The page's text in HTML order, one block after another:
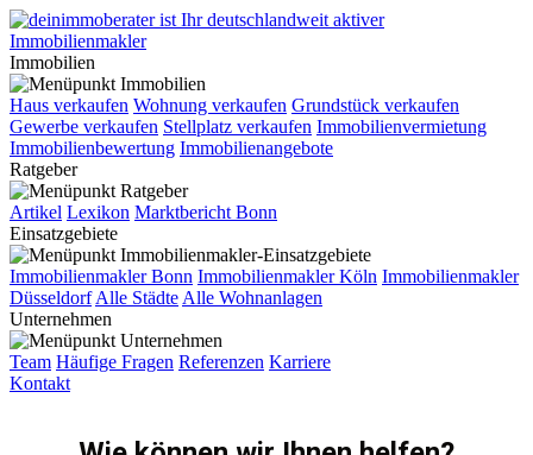
Immobilien
Haus verkaufen Wohnung verkaufen Grundstück verkaufen
Gewerbe verkaufen Stellplatz verkaufen Immobilienvermietung
Immobilienbewertung Immobilienangebote
Ratgeber
Artikel Lexikon Marktbericht Bonn
Einsatzgebiete
Immobilienmakler Bonn Immobilienmakler Köln Immobilienmakler
Düsseldorf Alle Städte Alle Wohnanlagen
Unternehmen
Team Häufige Fragen Referenzen Karriere
Kontakt